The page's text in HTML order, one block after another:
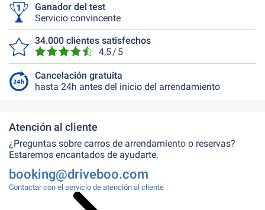
Ganador del test
Servicio convincente
34.000 clientes satisfechos
4,5 / 5
Cancelación gratuita
hasta 24h antes del inicio del arrendamiento
Atención al cliente
¿Preguntas sobre carros de arrendamiento o reservas?
Estaremos encantados de ayudarte.
booking@driveboo.com
Contactar con el servicio de atención al cliente